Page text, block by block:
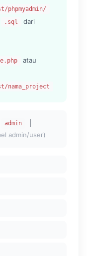
phpmyadmin/
.sql
dari
atau
nama_project
admin
admin/user)